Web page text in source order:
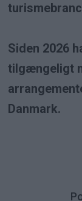
Siden 2026
tilgængeligt
Danmark.